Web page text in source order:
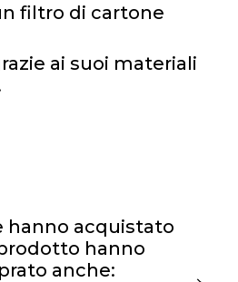
filtro di cartone
ai suoi materiali
hanno acquistato
hanno
anche: